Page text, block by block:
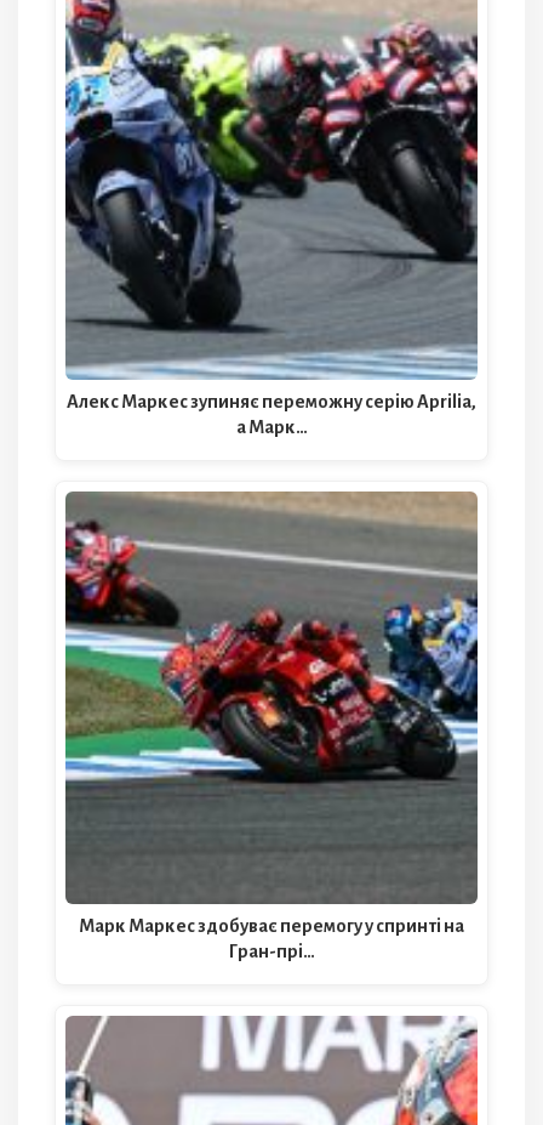
Алекс Маркес зупиняє переможну серію Aprilia,
а Марк…
Марк Маркес здобуває перемогу у спринті на
Гран-прі…